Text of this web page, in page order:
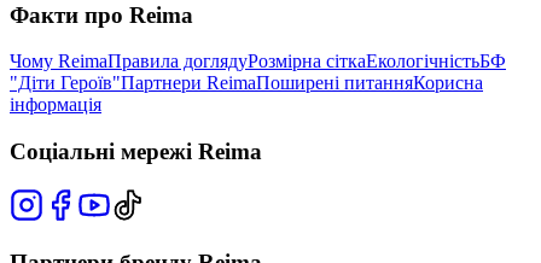
Факти про Reima
Чому ReimaПравила доглядуРозмірна сіткаЕкологічністьБФ
"Діти Героїв"Партнери ReimaПоширені питанняКорисна
інформація
Соціальні мережі Reima